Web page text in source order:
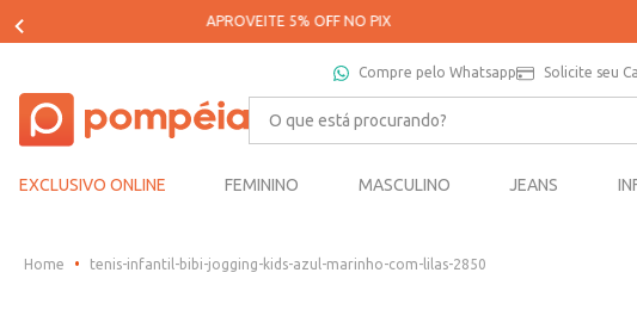
Compre pelo Whatsapp Solicite seu
O que está procurando?
EXCLUSIVO ONLINE FEMININO MASCULINO JEANS
tenis-infantil-bibi-jogging-kids-azul-marinho-com-lilas-2850